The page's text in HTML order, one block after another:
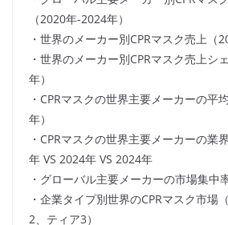
（2020年-2024年）
・世界のメーカー別CPRマスク売上（
・世界のメーカー別CPRマスク売上シ
年）
・CPRマスクの世界主要メーカーの平
年）
・CPRマスクの世界主要メーカーの業
年 VS 2024年 VS 2024年
・グローバル主要メーカーの市場集中
・企業タイプ別世界のCPRマスク市場
2、ティア3）